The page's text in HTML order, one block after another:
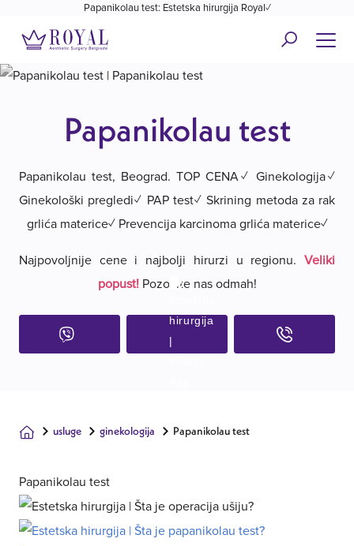
Papanikolau test: Estetska hirurgija Royal✓
Papanikolau test
Papanikolau test, Beograd. TOP CENA✓ Ginekologija✓
Ginekološki pregledi✓ PAP test✓ Skrining metoda za rak
grlića materice✓ Prevencija karcinoma grlića materice✓
Najpovoljnije cene i najbolji hirurzi u regionu. Veliki
popust! Pozovite nas odmah!
usluge ginekologija Papanikolau test
Papanikolau test